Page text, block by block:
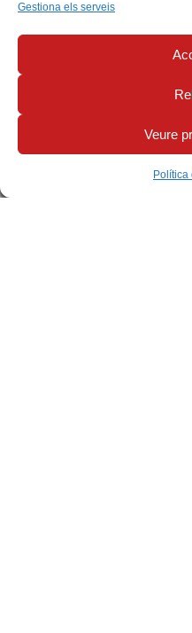
Gestiona els serveis
Veure
Política